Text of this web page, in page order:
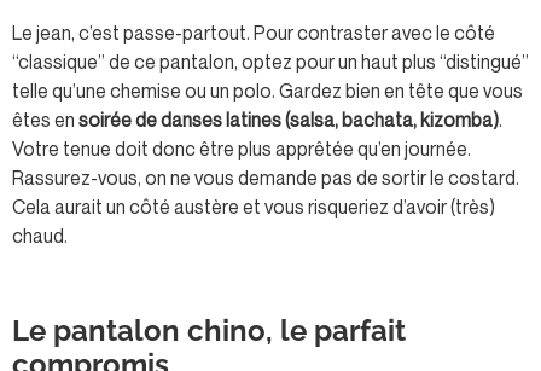
Le jean, c’est passe-partout. Pour contraster avec le côté
“classique” de ce pantalon, optez pour un haut plus “distingué”
telle qu’une chemise ou un polo. Gardez bien en tête que vous
êtes en soirée de danses latines (salsa, bachata, kizomba).
Votre tenue doit donc être plus apprêtée qu’en journée.
Rassurez-vous, on ne vous demande pas de sortir le costard.
Cela aurait un côté austère et vous risqueriez d’avoir (très)
chaud.
Le pantalon chino, le parfait